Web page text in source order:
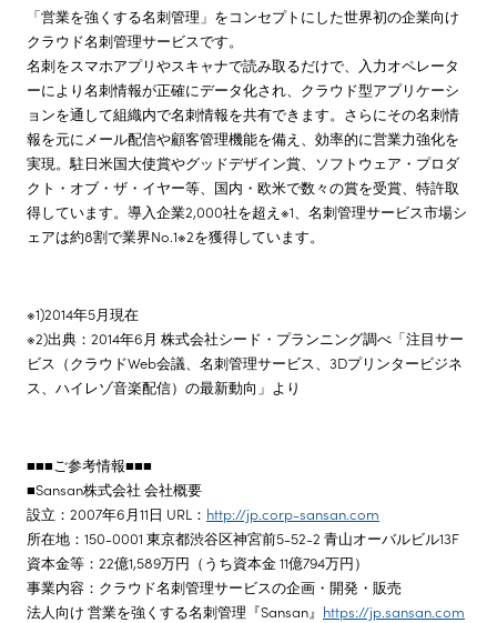
「営業を強くする名刺管理」をコンセプトにした世界初の企業向け
クラウド名刺管理サービスです。
名刺をスマホアプリやスキャナで読み取るだけで、入力オペレータ
ーにより名刺情報が正確にデータ化され、クラウド型アプリケーシ
ョンを通して組織内で名刺情報を共有できます。さらにその名刺情
報を元にメール配信や顧客管理機能を備え、効率的に営業力強化を
実現。駐日米国大使賞やグッドデザイン賞、ソフトウェア・プロダ
クト・オブ・ザ・イヤー等、国内・欧米で数々の賞を受賞、特許取
得しています。導入企業2,000社を超え※1、名刺管理サービス市場シ
ェアは約8割で業界No.1※2を獲得しています。
※1)2014年5月現在
※2)出典：2014年6月 株式会社シード・プランニング調べ「注目サー
ビス（クラウドWeb会議、名刺管理サービス、3Dプリンタービジネ
ス、ハイレゾ音楽配信）の最新動向」より
■■■ご参考情報■■■
■Sansan株式会社 会社概要
設立：2007年6月11日 URL： http://jp.corp-sansan.com
所在地：150-0001 東京都渋谷区神宮前5-52-2 青山オーバルビル13F
資本金等：22億1,589万円（うち資本金 11億794万円）
事業内容：クラウド名刺管理サービスの企画・開発・販売
法人向け 営業を強くする名刺管理『Sansan』 https://jp.sansan.com